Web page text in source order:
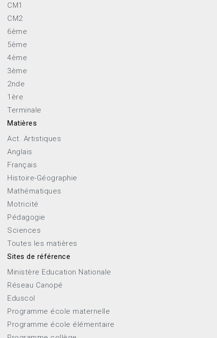
CM1
CM2
6ème
5ème
4ème
3ème
2nde
1ère
Terminale
Matières
Act. Artistiques
Anglais
Français
Histoire-Géographie
Mathématiques
Motricité
Pédagogie
Sciences
Toutes les matières
Sites de référence
Ministère Education Nationale
Réseau Canopé
Eduscol
Programme école maternelle
Programme école élémentaire